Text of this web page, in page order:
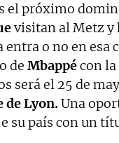
el próximo
visitan al Metz y
o no en esa
de Mbappécon
será el 25 de
de Lyon.Una
su país con un